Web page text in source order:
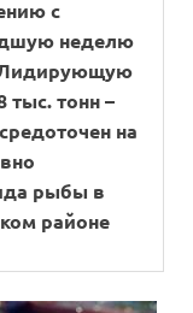
с
неделю
Лидирующую
тонн –
на
рыбы в
районе